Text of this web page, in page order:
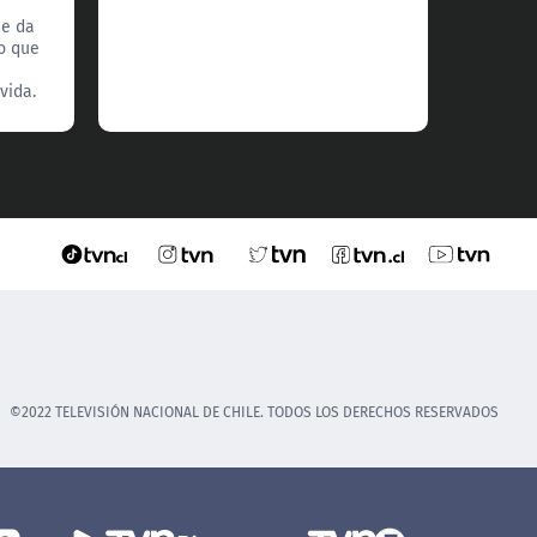
da
que
©2022 TELEVISIÓN NACIONAL DE CHILE. TODOS LOS DERECHOS RESERVADOS